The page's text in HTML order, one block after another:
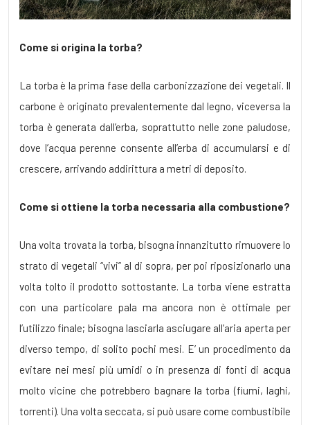
Come si origina la torba?
La torba è la prima fase della carbonizzazione dei vegetali. Il
carbone è originato prevalentemente dal legno, viceversa la
torba è generata dall’erba, soprattutto nelle zone paludose,
dove l’acqua perenne consente all’erba di accumularsi e di
crescere, arrivando addirittura a metri di deposito.
Come si ottiene la torba necessaria alla combustione?
Una volta trovata la torba, bisogna innanzitutto rimuovere lo
strato di vegetali “vivi” al di sopra, per poi riposizionarlo una
volta tolto il prodotto sottostante. La torba viene estratta
con una particolare pala ma ancora non è ottimale per
l’utilizzo finale; bisogna lasciarla asciugare all’aria aperta per
diverso tempo, di solito pochi mesi. E’ un procedimento da
evitare nei mesi più umidi o in presenza di fonti di acqua
molto vicine che potrebbero bagnare la torba (fiumi, laghi,
torrenti). Una volta seccata, si può usare come combustibile